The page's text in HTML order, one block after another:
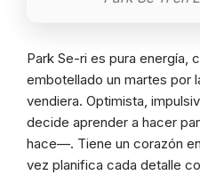
Park Se-ri es pura energía,
embotellado un martes por
vendiera. Optimista,
decide aprender a hacer
hace—. Tiene un corazón
vez planifica cada detalle